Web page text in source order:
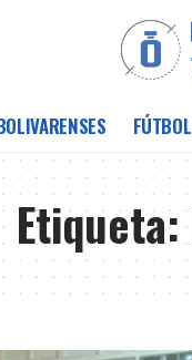
FÚTBOL
Etiqueta: